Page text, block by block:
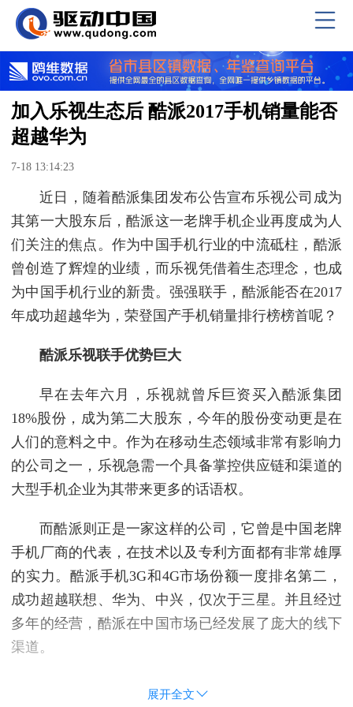
加入乐视生态后 酷派2017手机销量能否
超越华为
7-18 13:14:23
近日，随着酷派集团发布公告宣布乐视公司成为
其第一大股东后，酷派这一老牌手机企业再度成为人
们关注的焦点。作为中国手机行业的中流砥柱，酷派
曾创造了辉煌的业绩，而乐视凭借着生态理念，也成
为中国手机行业的新贵。强强联手，酷派能否在2017
年成功超越华为，荣登国产手机销量排行榜榜首呢？
酷派乐视联手优势巨大
早在去年六月，乐视就曾斥巨资买入酷派集团
18%股份，成为第二大股东，今年的股份变动更是在
人们的意料之中。作为在移动生态领域非常有影响力
的公司之一，乐视急需一个具备掌控供应链和渠道的
大型手机企业为其带来更多的话语权。
而酷派则正是一家这样的公司，它曾是中国老牌
手机厂商的代表，在技术以及专利方面都有非常雄厚
的实力。酷派手机3G和4G市场份额一度排名第二，
成功超越联想、华为、中兴，仅次于三星。并且经过
多年的经营，酷派在中国市场已经发展了庞大的线下
渠道。
展开全文